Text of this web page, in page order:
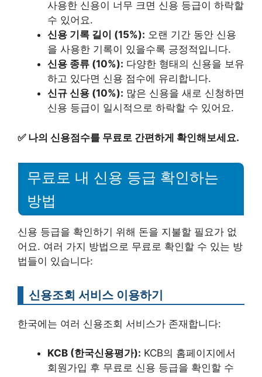
사용한 신용이 너무 크면 신용 등급이 하락할
수 있어요.
신용 기록 길이 (15%): 오랜 기간 동안 신용
을 사용한 기록이 있을수록 긍정적입니다.
신용 종류 (10%): 다양한 형태의 신용을 보유
하고 있다면 신용 점수에 유리합니다.
신규 신용 (10%): 많은 신용을 새로 신청하면
신용 등급이 일시적으로 하락할 수 있어요.
✅ 나의 신용점수를 무료로 간편하게 확인해보세요.
무료로 내 신용 등급 확인하는
방법
신용 등급을 확인하기 위해 돈을 지불할 필요가 없
어요. 여러 가지 방법으로 무료로 확인할 수 있는 방
법들이 있습니다:
신용조회 서비스 이용하기
한국에는 여러 신용조회 서비스가 존재합니다:
KCB (한국신용평가): KCB의 홈페이지에서
회원가입 후 무료로 신용 등급을 확인할 수